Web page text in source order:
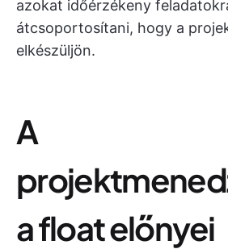
azokat időérzékeny
átcsoportosítani, hogy a
elkészüljön.
A
a float előnyei